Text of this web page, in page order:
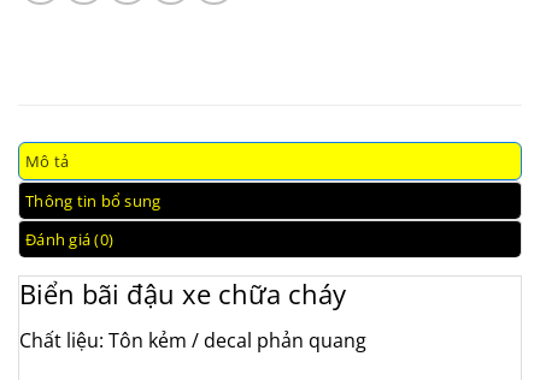
Mô tả
Thông tin bổ sung
Đánh giá (0)
Biển bãi đậu xe chữa cháy
Chất liệu: Tôn kẻm / decal phản quang